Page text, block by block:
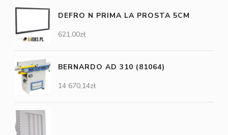
DEFRO N PRIMA LA PROSTA 5CM
621,00zł
BERNARDO AD 310 (81064)
14 670,14zł